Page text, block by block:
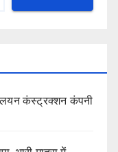
कंस्ट्रक्शन कंपनी